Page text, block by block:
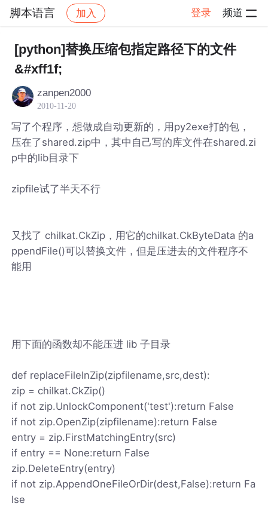
脚本语言 加入 登录 频道
社区 脚本语言 帖子详情
[python]替换压缩包指定路径下的文件
&#xff1f;
zanpen2000
2010-11-20
写了个程序，想做成自动更新的，用py2exe打的包，
压在了shared.zip中，其中自己写的库文件在shared.zi
p中的lib目录下
zipfile试了半天不行
又找了 chilkat.CkZip，用它的chilkat.CkByteData 的a
ppendFile()可以替换文件，但是压进去的文件程序不
能用
用下面的函数却不能压进 lib 子目录
def replaceFileInZip(zipfilename,src,dest):
zip = chilkat.CkZip()
if not zip.UnlockComponent('test'):return False
if not zip.OpenZip(zipfilename):return False
entry = zip.FirstMatchingEntry(src)
if entry == None:return False
zip.DeleteEntry(entry)
if not zip.AppendOneFileOrDir(dest,False):return Fa
lse